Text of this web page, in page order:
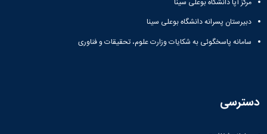
دبیرستان پسرانه دانشگاه بوعلی سینا
سامانه پاسخگوئی به شکایات وزارت علوم، تحقیقات و فناوری
دسترسی